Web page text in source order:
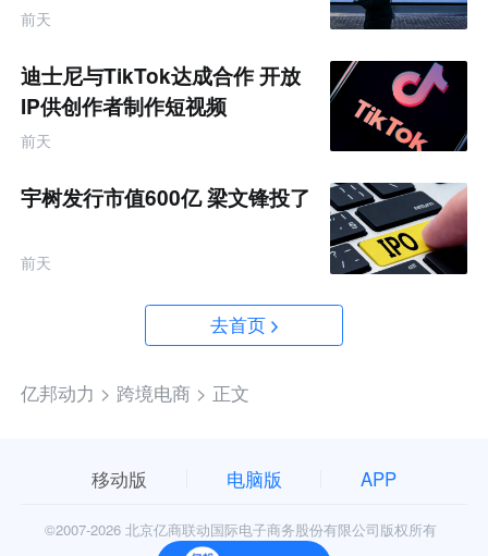
前天
迪士尼与TikTok达成合作 开放
IP供创作者制作短视频
前天
宇树发行市值600亿 梁文锋投了
前天
去首页
亿邦动力 > 跨境电商 > 正文
移动版 电脑版 APP
©2007-2026 北京亿商联动国际电子商务股份有限公司版权所有